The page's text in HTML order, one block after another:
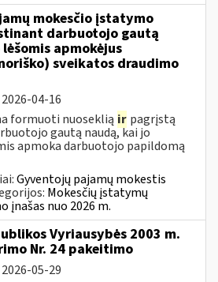
mokesčio įstatymo
darbuotojo gautą
apmokėjus
sveikatos draudimo
2026-04-16
formuoti nuoseklią ir pagrįstą
gautą naudą, kai jo
apmoka darbuotojo papildomą
Gyventojų pajamų mokestis
Mokesčių įstatymų
įnašas nuo 2026 m.
Vyriausybės 2003 m.
Nr. 24 pakeitimo
2026-05-29